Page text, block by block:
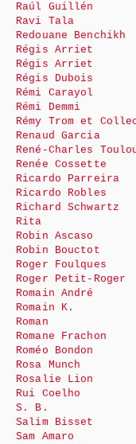
Raúl Guillén
Ravi Tala
Redouane Benchikh
Régis Arriet
Régis Arriet
Régis Dubois
Rémi Carayol
Rémi Demmi
Rémy Trom et
Renaud Garcia
René-Charles
Renée Cossette
Ricardo Parreira
Ricardo Robles
Richard Schwartz
Rita
Robin Ascaso
Robin Bouctot
Roger Foulques
Roger Petit-Roger
Romain André
Romain K.
Roman
Romane Frachon
Roméo Bondon
Rosa Munch
Rosalie Lion
Rui Coelho
S. B.
Salim Bisset
Sam Amaro